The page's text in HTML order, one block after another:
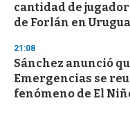
c
o
d
s
cantidad de
de Forlán en
21:08
Sánchez anunció
Emergencias se
fenómeno de El